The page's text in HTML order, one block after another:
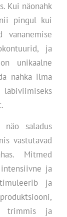
Kui näonahk
pingul kui
ja
unikaalne
nahka ilma
näo saladus
vastutavad
Mitmed
ja
ja
trimmis ja